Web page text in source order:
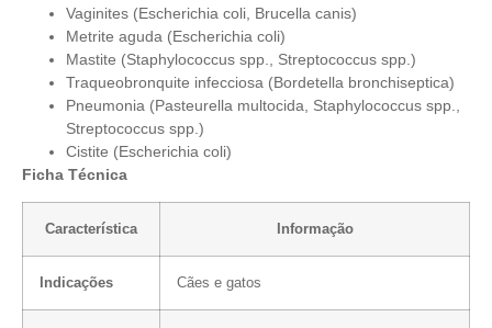
Vaginites (Escherichia coli, Brucella canis)
Metrite aguda (Escherichia coli)
Mastite (Staphylococcus spp., Streptococcus spp.)
Traqueobronquite infecciosa (Bordetella bronchiseptica)
Pneumonia (Pasteurella multocida, Staphylococcus spp.,
Streptococcus spp.)
Cistite (Escherichia coli)
Ficha Técnica
Característica Informação
Indicações Cães e gatos